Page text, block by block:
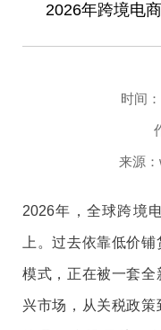
2026年跨境电
时间
来源
2026年，全球跨境
上。过去依靠低价
模式，正在被一套
兴市场，从关税政